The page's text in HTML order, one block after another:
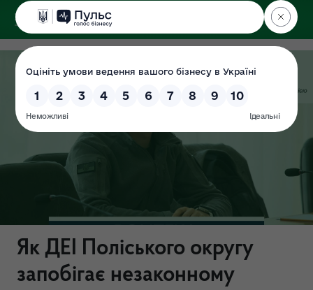
ДЕРЖЕКОІНСПЕКЦІЯ
Поліського округу
Як ДЕІ Поліського округу
запобігає незаконному